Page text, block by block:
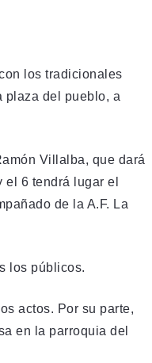
los tradicionales
plaza del pueblo, a
Villalba, que dará
6 tendrá lugar el
de la A.F. La
los públicos.
actos. Por su parte,
en la parroquia del